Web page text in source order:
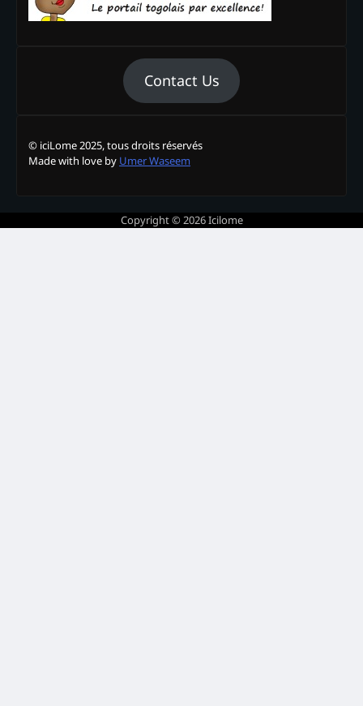
Contact Us
© iciLome 2025, tous droits réservés
Made with love by Umer Waseem
Copyright © 2026Icilome